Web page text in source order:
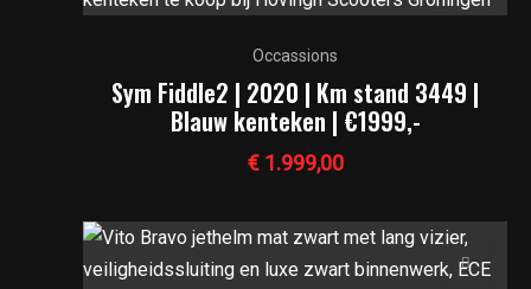
Occassions
Sym Fiddle2 | 2020 | Km stand 3449 |
Blauw kenteken | €1999,-
€1.999,00